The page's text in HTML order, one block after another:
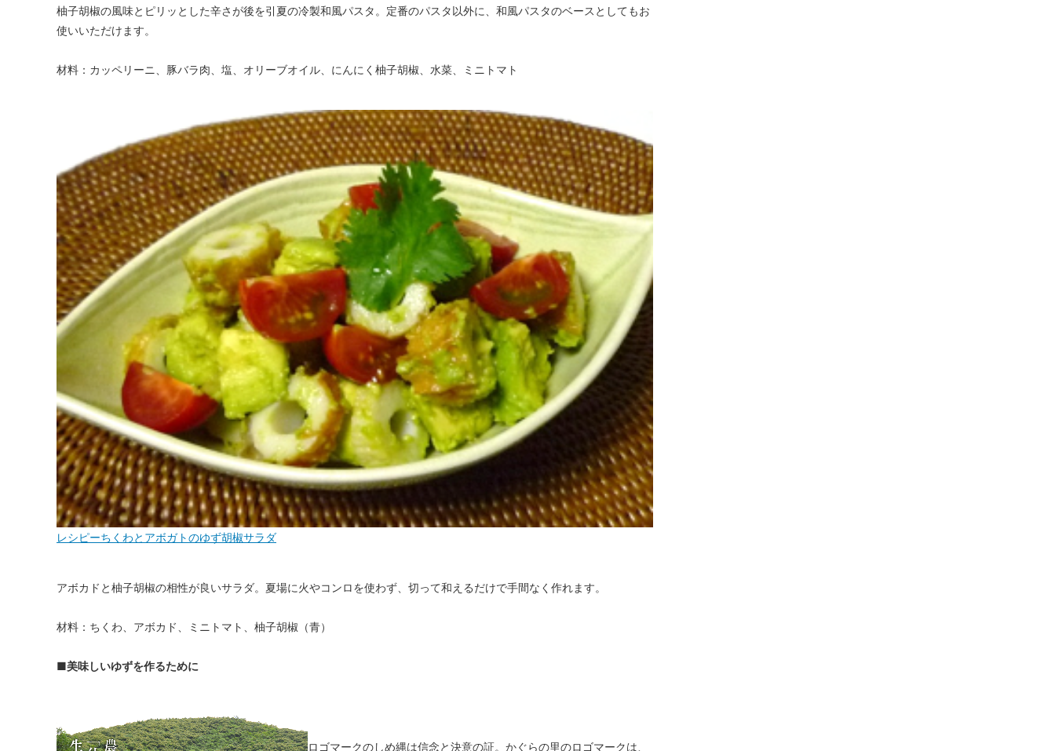
柚子胡椒の風味とピリッとした辛さが後を引夏の冷製和風パスタ。定番のパスタ以外に、和風パスタのベースとしてもお
使いいただけます。
材料：カッペリーニ、豚バラ肉、塩、オリーブオイル、にんにく柚子胡椒、水菜、ミニトマト
レシピーちくわとアボガトのゆず胡椒サラダ
アボカドと柚子胡椒の相性が良いサラダ。夏場に火やコンロを使わず、切って和えるだけで手間なく作れます。
材料：ちくわ、アボカド、ミニトマト、柚子胡椒（青）
■美味しいゆずを作るために
ロゴマークのしめ縄は信念と決意の証。かぐらの里のロゴマークは、